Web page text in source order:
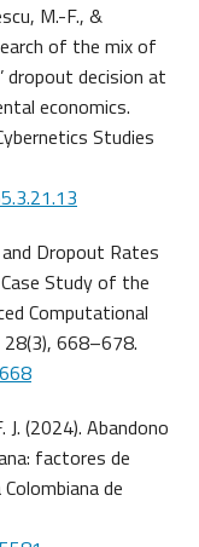
M.-F., &
of the mix of
decision at
economics.
Studies
Dropout Rates
Study of the
Computational
668–678.
J. (2024). Abandono
factores de
de